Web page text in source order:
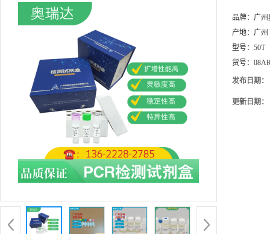
品牌： 广州
产地： 广州
型号： 50T
货号：
发布日期：
更新日期：